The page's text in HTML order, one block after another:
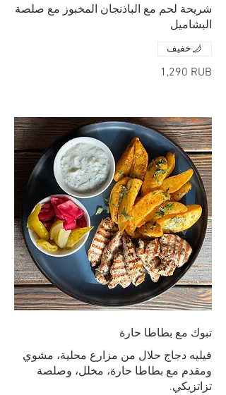
شريحة لحم مع الباذنجان المخبوز مع صلصة
البشاميل
‏1,290 RUB
خفيف
تبوك مع بطاطا حارة
فيليه دجاج حلال من مزارع محلية، مشوي
ومقدم مع بطاطا حارة، مخلل، وصلصة
تزاتزيكي.